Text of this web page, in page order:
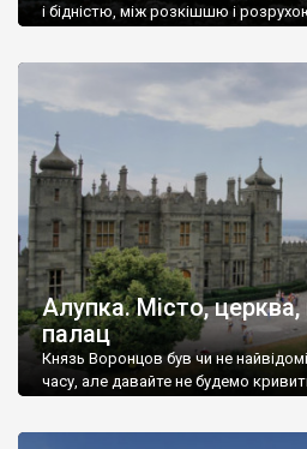
і бідністю, між розкішшю і
Алупка. Місто, церква,
палац
Князь Воронцов був чи не
часу, але давайте не будемо